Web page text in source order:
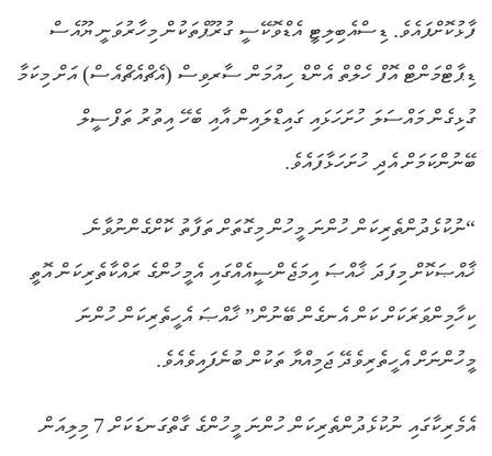
ފާޅުކޮށްފައެވެ. ޑިސްއެބިލިޓީ އެޑްވޮކޭސީ ގުރޫޕްތަކުން މިހާރުވަނީ ޔޫއެސް
ޑިޕާޓްމަންޓް އޮފް ހެލްތް އެންޑް ހިއުމަން ސާރވިސް (އެޗްއެޗްއެސް) އަށް މިކަމާ
ގުޅިގެން މައްސަލަ ހުށަހަޅައި ގައިޑްލައިން އާއި ބެހޭ އިތުރު ތަފްސީލް
ބޭނުންކަމަށް އެދި ހުށަހަޅާފައެވެ.
“ނުކުޅެދުންތެރިކަން ހުންނަ މީހުން މިގޮތަށް ތަފާތު ކޮށްގެންނުވާނެ.
ޚާއްޞަކޮށް މިފަދަ ޚާއްޞަ އިމަޖެންސީއެއްގައި އެމީހުންގެ ރައްކާތެރިކަން އޮތީ
ކިހާމިންވަރަކަށް ކަން އެނގެން ބޭނުން” ޚާއްޞަ އެހީތެރިކަން ހުންނަ
މީހުންނަށް އެހީތެރިވެދޭ ޖަމިއްޔާ ތަކުން ބުނެފައިވެއެވެ.
އެމެރިކާގައި ނުކުޅެދުންތެރިކަން ހުންނަ މީހުންގެ ގާތްގަނޑަކަށް 7 މިލިއަން